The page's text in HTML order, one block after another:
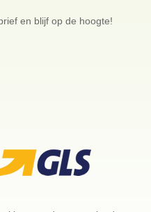
en blijf op de hoogte!